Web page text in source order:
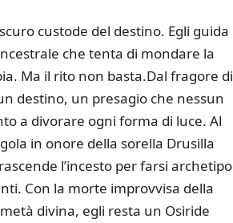
custode del destino. Egli guida
che tenta di mondare la
Ma il rito non basta.Dal fragore di
destino, un presagio che nessun
a divorare ogni forma di luce. Al
in onore della sorella Drusilla
l’incesto per farsi archetipo
Con la morte improvvisa della
divina, egli resta un Osiride